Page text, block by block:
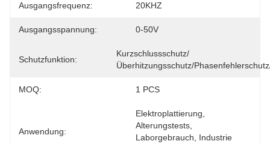
Ausgangsfrequenz: 20KHZ
Ausgangsspannung: 0-50V
Schutzfunktion:
Kurzschlussschutz/
Überhitzungsschutz/
MOQ: 1 PCS
Anwendung:
Elektroplattierung,
Alterungstests,
Laborgebrauch, Industrie